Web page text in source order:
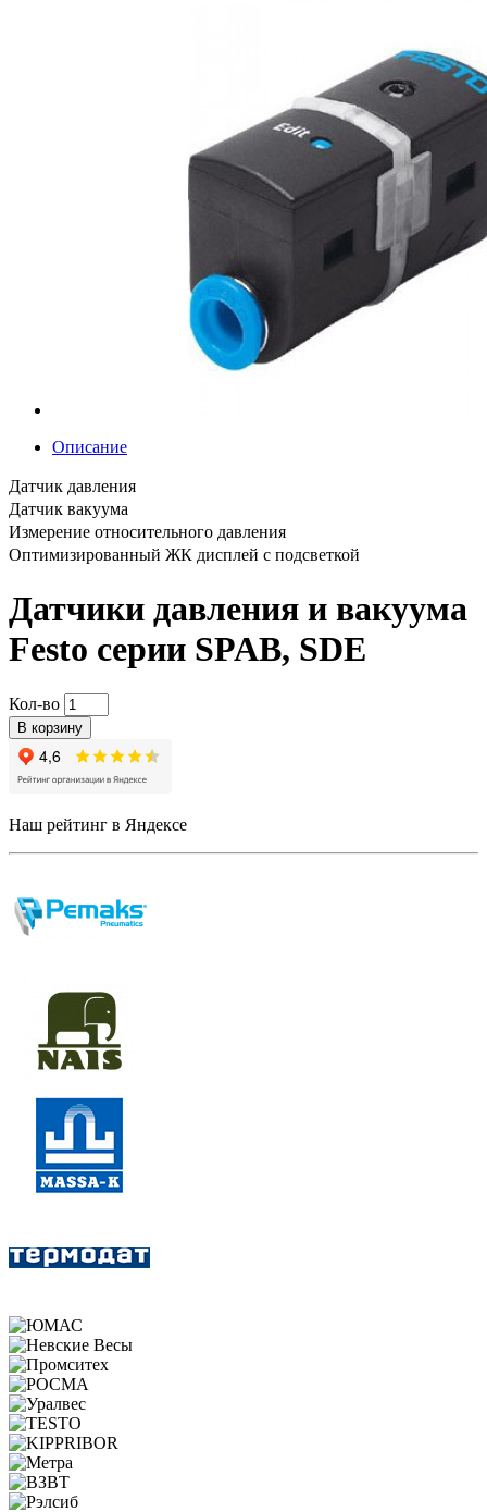
Описание
Датчик давления
Датчик вакуума
Измерение относительного давления
Оптимизированный ЖК дисплей с подсветкой
Датчики давления и вакуума
Festo серии SPAB, SDE
Кол-во
В корзину
Наш рейтинг в Яндексе